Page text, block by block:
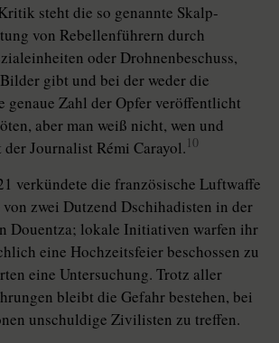
steht die so genannte Skalp-
von Rebellenführern durch
oder Drohnenbeschuss,
gibt und bei der weder die
genaue Zahl der Opfer veröffentlicht
aber man weiß nicht, wen und
Journalist Rémi Carayol. 10
verkündete die französische Luftwaffe
zwei Dutzend Dschihadisten in der
Douentza; lokale Initiativen warfen ihr
eine Hochzeitsfeier beschossen zu
eine Untersuchung. Trotz aller
bleibt die Gefahr bestehen, bei
unschuldige Zivilisten zu treffen.